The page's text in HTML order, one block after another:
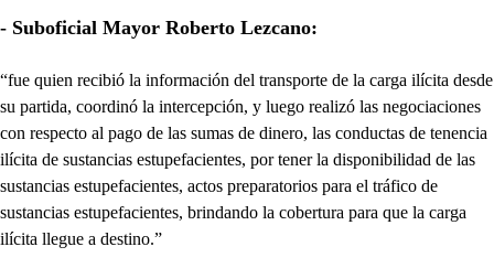
- Suboficial Mayor Roberto Lezcano:
“fue quien recibió la información del transporte de la carga ilícita desde
su partida, coordinó la intercepción, y luego realizó las negociaciones
con respecto al pago de las sumas de dinero, las conductas de tenencia
ilícita de sustancias estupefacientes, por tener la disponibilidad de las
sustancias estupefacientes, actos preparatorios para el tráfico de
sustancias estupefacientes, brindando la cobertura para que la carga
ilícita llegue a destino.”